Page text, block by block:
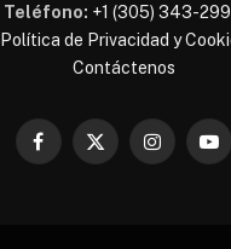
Teléfono: +1 (305) 343-
Política de Privacidad y
Contáctenos
Facebook
X
Instagram